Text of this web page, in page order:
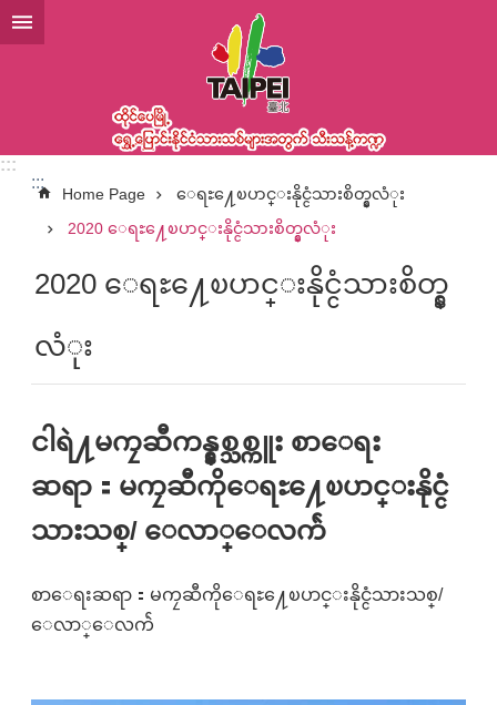
အဓိကအကြောင်းအရာပိတ်ပင်မှုကိုကျော်လိုက်ပါ
:::
:::
Home Page
ေရႊ႔ေၿပာင္းနိုင္ငံသားစိတ္နွလံုး
2020 ေရႊ႔ေၿပာင္းနိုင္ငံသားစိတ္နွလံုး
2020 ေရႊ႔ေၿပာင္းနိုင္ငံသားစိတ္နွ
လံုး
ငါရဲ႔မကၠဆီကန္နွစ္သစ္ကူး စာေရး
ဆရာ：မကၠဆီကိုေရႊ႔ေၿပာင္းနိုင္ငံ
သားသစ္/ ေလာ္ေလက်ဲ
စာေရးဆရာ：မကၠဆီကိုေရႊ႔ေၿပာင္းနိုင္ငံသားသစ္/
ေလာ္ေလက်ဲ